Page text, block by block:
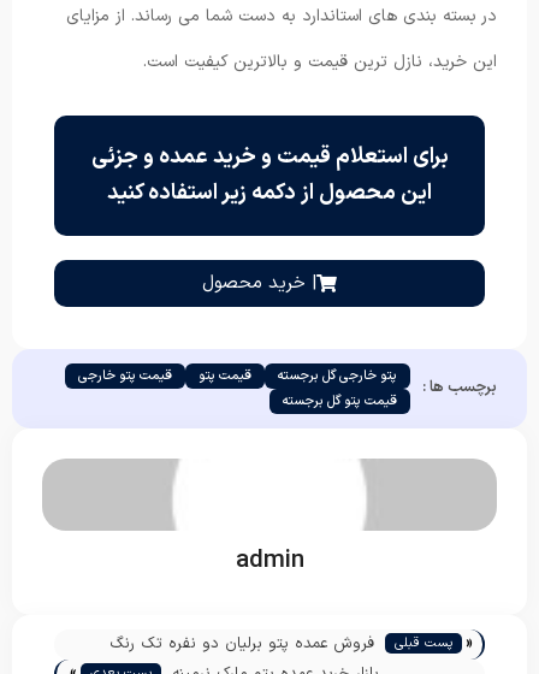
در بسته بندی های استاندارد به دست شما می رساند. از مزایای
این خرید، نازل ترین قیمت و بالاترین کیفیت است.
برای استعلام قیمت و خرید عمده و جزئی
این محصول از دکمه زیر استفاده کنید
| خرید محصول
برچسب ها : پتو خارجی گل برجسته قیمت پتو
قیمت پتو خارجی
قیمت پتو گل برجسته
admin
« پست قبلی
فروش عمده پتو برلیان دو نفره تک رنگ